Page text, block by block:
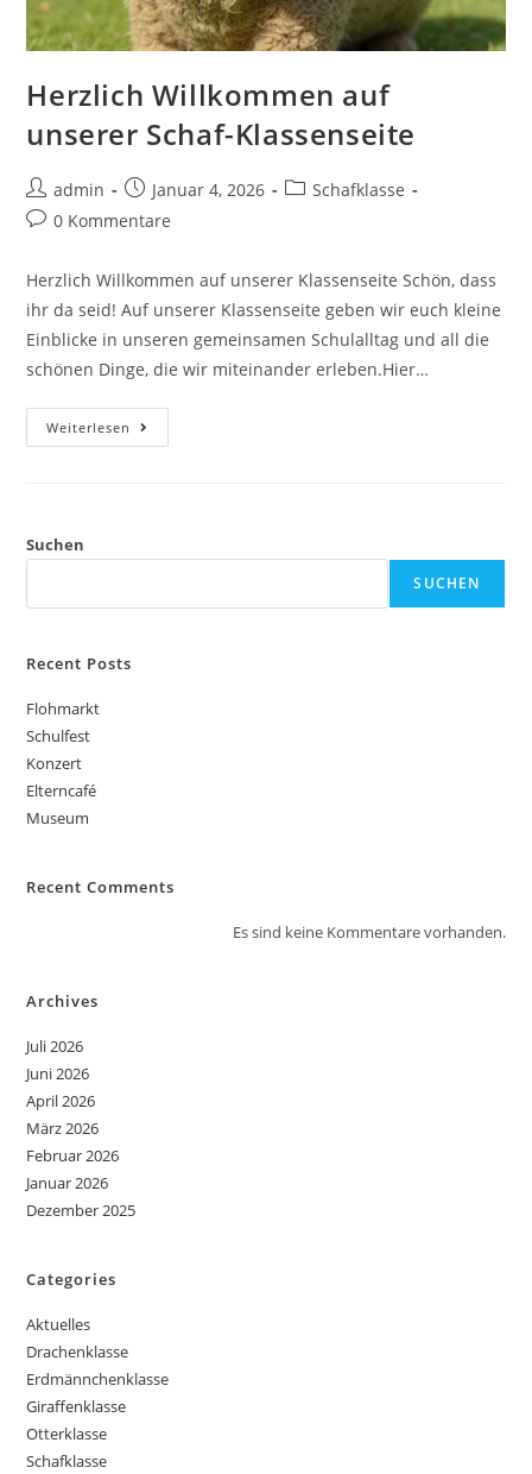
Herzlich Willkommen auf
unserer Schaf-Klassenseite
admin Januar 4, 2026
Schafklasse
0 Kommentare
Herzlich Willkommen auf unserer Klassenseite Schön, dass
ihr da seid! Auf unserer Klassenseite geben wir euch kleine
Einblicke in unseren gemeinsamen Schulalltag und all die
schönen Dinge, die wir miteinander erleben.Hier…
Weiterlesen
Suchen
SUCHEN
Recent Posts
Flohmarkt
Schulfest
Konzert
Elterncafé
Museum
Recent Comments
Es sind keine Kommentare vorhanden.
Archives
Juli 2026
Juni 2026
April 2026
März 2026
Februar 2026
Januar 2026
Dezember 2025
Categories
Aktuelles
Drachenklasse
Erdmännchenklasse
Giraffenklasse
Otterklasse
Schafklasse